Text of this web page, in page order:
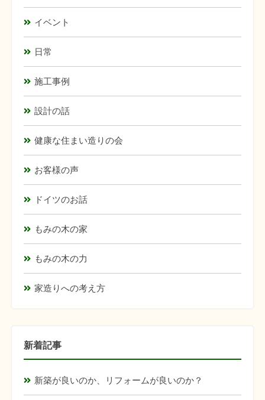
イベント
日常
施工事例
設計の話
健康な住まい造りの会
お客様の声
ドイツのお話
もみの木の家
もみの木の力
家造りへの考え方
新着記事
新築が良いのか、リフォームが良いのか？